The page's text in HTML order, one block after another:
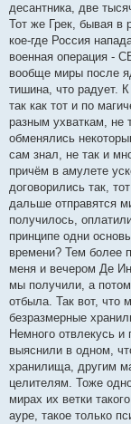
десантника, две
Тот же Грек, бывая в
кое-где Россия
военная операция -
вообще миры после
тишина, что радует.
так как тот и по
разным ухваткам, не
обменялись
сам знал, не так и
причём в амулете
договорились так,
дальше отправятся
получилось,
принципе одни
времени? Тем более
меня и вечером Де
мы получили, а
отбыла. Так вот,
безразмерные
Немного отвлекусь
выяснили в одном,
хранилища, другим
целителям. Тоже
мирах их ветки
ауре, такое только